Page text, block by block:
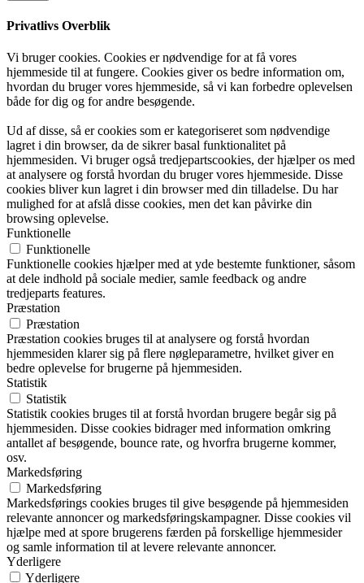
Privatlivs Overblik
Vi bruger cookies. Cookies er nødvendige for at få vores
hjemmeside til at fungere. Cookies giver os bedre information om,
hvordan du bruger vores hjemmeside, så vi kan forbedre oplevelsen
både for dig og for andre besøgende.
Ud af disse, så er cookies som er kategoriseret som nødvendige
lagret i din browser, da de sikrer basal funktionalitet på
hjemmesiden. Vi bruger også tredjepartscookies, der hjælper os med
at analysere og forstå hvordan du bruger vores hjemmeside. Disse
cookies bliver kun lagret i din browser med din tilladelse. Du har
mulighed for at afslå disse cookies, men det kan påvirke din
browsing oplevelse.
Funktionelle
Funktionelle
Funktionelle cookies hjælper med at yde bestemte funktioner, såsom
at dele indhold på sociale medier, samle feedback og andre
tredjeparts features.
Præstation
Præstation
Præstation cookies bruges til at analysere og forstå hvordan
hjemmesiden klarer sig på flere nøgleparametre, hvilket giver en
bedre oplevelse for brugerne på hjemmesiden.
Statistik
Statistik
Statistik cookies bruges til at forstå hvordan brugere begår sig på
hjemmesiden. Disse cookies bidrager med information omkring
antallet af besøgende, bounce rate, og hvorfra brugerne kommer,
osv.
Markedsføring
Markedsføring
Markedsførings cookies bruges til give besøgende på hjemmesiden
relevante annoncer og markedsføringskampagner. Disse cookies vil
hjælpe med at spore brugerens færden på forskellige hjemmesider
og samle information til at levere relevante annoncer.
Yderligere
Yderligere